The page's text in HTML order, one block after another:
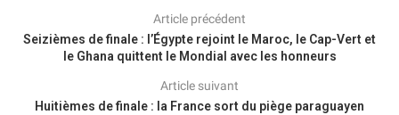
Article précédent
Seizièmes de finale : l’Égypte rejoint le Maroc, le Cap-Vert et
le Ghana quittent le Mondial avec les honneurs
Article suivant
Huitièmes de finale : la France sort du piège paraguayen